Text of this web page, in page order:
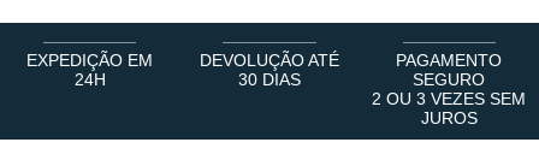
EXPEDIÇÃO EM
24H
DEVOLUÇÃO ATÉ
30 DIAS
PAGAMENTO
SEGURO
2 OU 3 VEZES SEM
JUROS